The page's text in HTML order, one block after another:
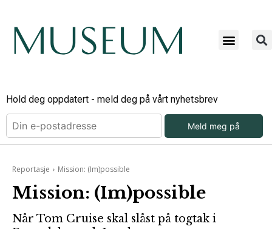
Hold deg oppdatert - meld deg på vårt nyhetsbrev
Meld meg på
Reportasje Mission: (Im)possible
Mission: (Im)possible
Når Tom Cruise skal slåst på togtak i